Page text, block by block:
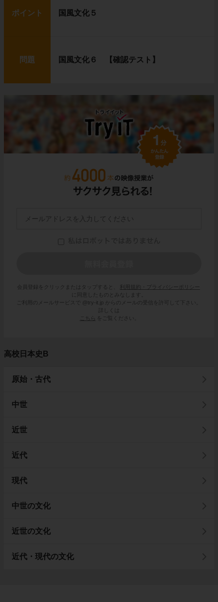
ポイント 国風文化５
問題 国風文化６ 【確認テスト】
会員登録をクリックまたはタップすると、
利用規約・プライバシーポリシー
に同意したものとみなします。
ご利用のメールサービスで @try-it.jp からのメールの受信を許可して下さい。
詳しくは
こちら
をご覧ください。
高校日本史B
原始・古代
中世
近世
近代
現代
中世の文化
近世の文化
近代・現代の文化